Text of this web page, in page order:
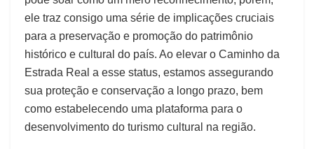
ele traz consigo uma série de implicações cruciais
para a preservação e promoção do patrimônio
histórico e cultural do país. Ao elevar o Caminho da
Estrada Real a esse status, estamos assegurando
sua proteção e conservação a longo prazo, bem
como estabelecendo uma plataforma para o
desenvolvimento do turismo cultural na região.